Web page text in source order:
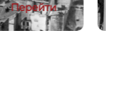
Перейти